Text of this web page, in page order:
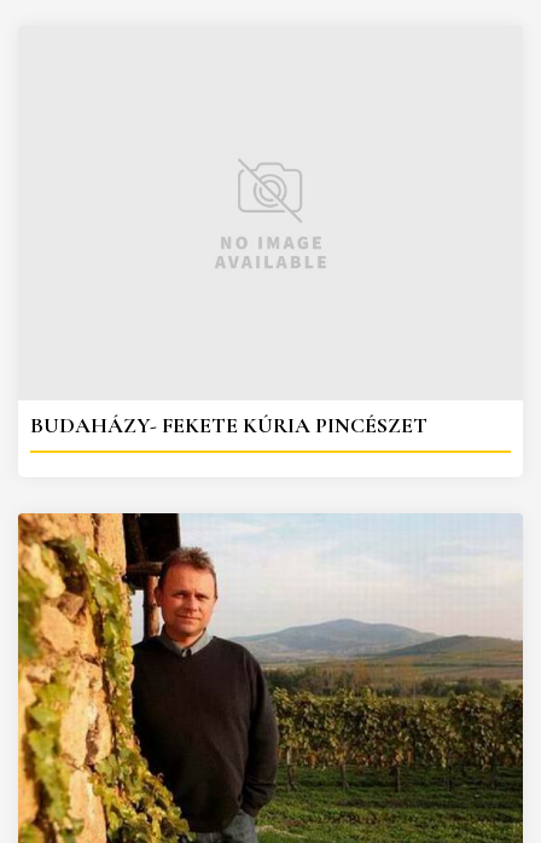
BUDAHÁZY- FEKETE KÚRIA PINCÉSZET